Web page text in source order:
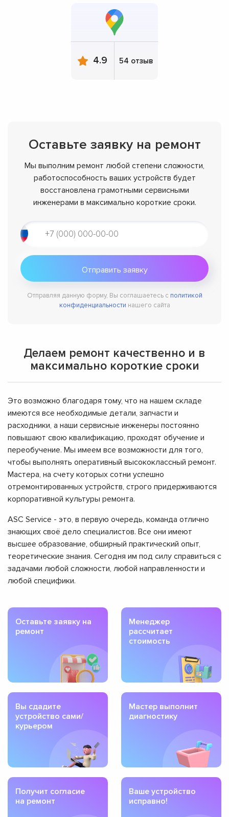
4.9 54 отзыв
Оставьте заявку на ремонт
Мы выполним ремонт любой степени сложности,
работоспособность ваших устройств будет
восстановлена грамотными сервисными
инженерами в максимально короткие сроки.
Отправляя данную форму, Вы соглашаетесь с политикой
конфиденциальности нашего сайта
Делаем ремонт качественно и в
максимально короткие сроки
Это возможно благодаря тому, что на нашем складе
имеются все необходимые детали, запчасти и
расходники, а наши сервисные инженеры постоянно
повышают свою квалификацию, проходят обучение и
переобучение. Мы имеем все возможности для того,
чтобы выполнять оперативный высококлассный ремонт.
Мастера, на счету которых сотни успешно
отремонтированных устройств, строго придерживаются
корпоративной культуры ремонта.
ASC Service - это, в первую очередь, команда отлично
знающих своё дело специалистов. Все они имеют
высшее образование, обширный практический опыт,
теоретические знания. Сегодня им под силу справиться с
задачами любой сложности, любой направленности и
любой специфики.
Оставьте заявку на
ремонт
Менеджер
рассчитает
стоимость
Вы сдадите
устройство сами/
курьером
Мастер выполнит
диагностику
Получит согласие
на ремонт
Ваше устройство
исправно!